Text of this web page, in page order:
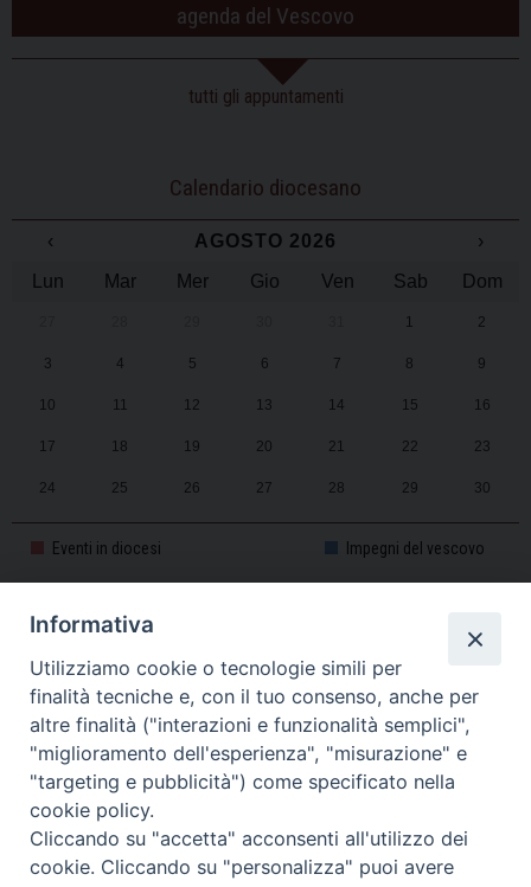
agenda del Vescovo
tutti gli appuntamenti
Calendario diocesano
‹ AGOSTO 2026
›
Lun
Mar Mer Gio Ven Sab Dom
1 2
3 4 5 6 7 8 9
10 11 12 13 14 15 16
17 18 19 20 21 22 23
24 25 26 27 28 29 30
31 1 2 3 4 5 6
Eventi in diocesi Impegni del vescovo
CALENDARIO PASTORALE 2025-2026
Informativa
Utilizziamo cookie o tecnologie simili per
finalità tecniche e, con il tuo consenso, anche per
altre finalità ("interazioni e funzionalità semplici",
"miglioramento dell'esperienza", "misurazione" e
"targeting e pubblicità") come specificato nella
cookie policy.
Cliccando su "accetta" acconsenti all'utilizzo dei
cookie. Cliccando su "personalizza" puoi avere